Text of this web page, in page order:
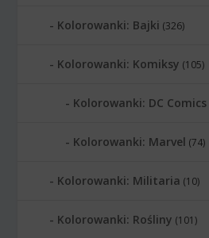
Kolorowanki: Bajki (326)
Kolorowanki: Komiksy (105)
Kolorowanki: DC Comics
Kolorowanki: Marvel (74)
Kolorowanki: Militaria (10)
Kolorowanki: Rośliny (101)